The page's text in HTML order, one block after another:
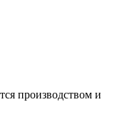
производством и